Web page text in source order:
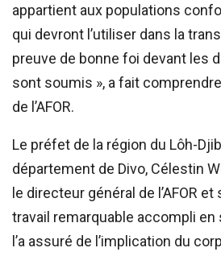
appartient aux populations
qui devront l’utiliser dans la
preuve de bonne foi devant les
sont soumis », a fait
de l’AFOR.
Le préfet de la région du Lôh-
département de Divo, Célestin
le directeur général de l’AFOR
travail remarquable accompli en
l’a assuré de l’implication du